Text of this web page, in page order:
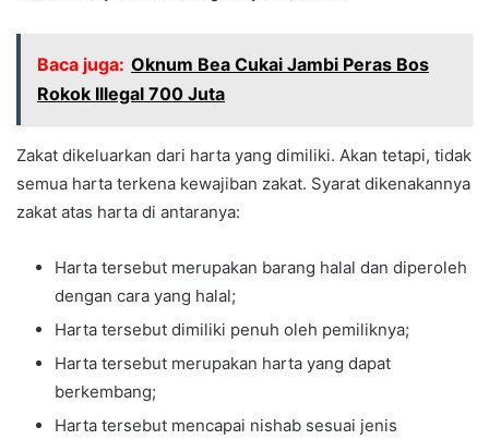
Baca juga: Oknum Bea Cukai Jambi Peras Bos
Rokok Illegal 700 Juta
Zakat dikeluarkan dari harta yang dimiliki. Akan tetapi, tidak
semua harta terkena kewajiban zakat. Syarat dikenakannya
zakat atas harta di antaranya:
Harta tersebut merupakan barang halal dan diperoleh
dengan cara yang halal;
Harta tersebut dimiliki penuh oleh pemiliknya;
Harta tersebut merupakan harta yang dapat
berkembang;
Harta tersebut mencapai nishab sesuai jenis